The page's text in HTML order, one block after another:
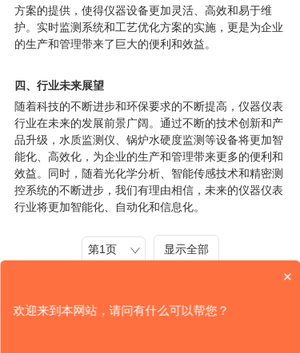
方案的提供，使得仪器设备更加灵活、高效和易于维
护。实时监测系统和工艺优化方案的实施，更是为企业
的生产和管理带来了巨大的便利和效益。
四、行业未来展望
随着科技的不断进步和环保要求的不断提高，仪器仪表
行业在未来的发展前景广阔。通过不断的技术创新和产
品升级，水质监测仪、锅炉水硬度监测等设备将更加智
能化、高效化，为企业的生产和管理带来更多的便利和
效益。同时，随着光化学分析、智能传感技术和精密测
控系统的不断进步，我们有理由相信，未来的仪器仪表
行业将更加智能化、自动化和信息化。
显示全部
下一篇：余氯监测仪与进口PH值相关政策分析与探讨
相关新闻
×
欢迎来到本网站，请问有什么可以帮您？